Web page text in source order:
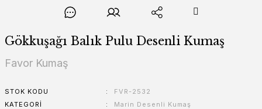
Gökkuşağı Balık Pulu Desenli Kumaş
Favor Kumaş
STOK KODU
FVR-2532
KATEGORI
Marin Desenli Kumaş